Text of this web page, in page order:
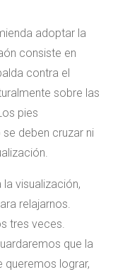
adoptar la
consiste en
contra el
sobre las
pies
deben cruzar ni
visualización,
relajarnos.
tres veces.
que la
queremos lograr,